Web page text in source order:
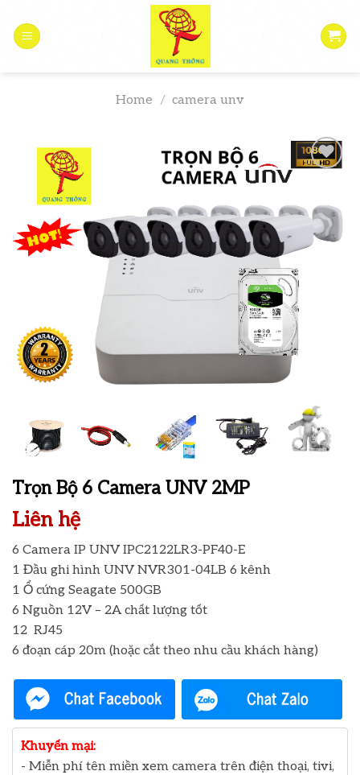
content
Home / camera unv
Add to
wishlist
Trọn Bộ 6 Camera UNV 2MP
Liên hệ
6 Camera IP UNV IPC2122LR3-PF40-E
1 Đầu ghi hình UNV NVR301-04LB 6 kênh
1 Ổ cứng Seagate 500GB
6 Nguồn 12V – 2A chất lượng tốt
12 RJ45
6 đoạn cáp 20m (hoặc cắt theo nhu cầu khách hàng)
Khuyến mại:
- Miễn phí tên miền xem camera trên điện thoại, tivi,